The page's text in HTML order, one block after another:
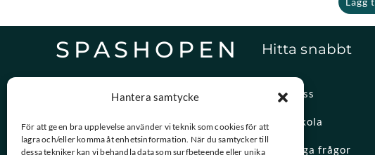
Hantera samtycke
För att ge en bra upplevelse använder vi teknik som cookies för att
lagra och/eller komma åt enhetsinformation. När du samtycker till
dessa tekniker kan vi behandla data som surfbeteende eller unika
SPASHOPEN
reservdelar och vattenvård.
08-756 20 00
Hitta snabbt
Om oss
Spaskola
Vanliga frågor